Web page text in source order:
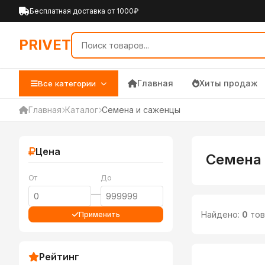
PRIVET — Каталог товаров
Бесплатная доставка от 1000₽
PRIVET
Все категории Главная Хиты продаж
Главная Каталог Семена и саженцы
Цена
От
—
До
Применить
Рейтинг
Найдено: 0